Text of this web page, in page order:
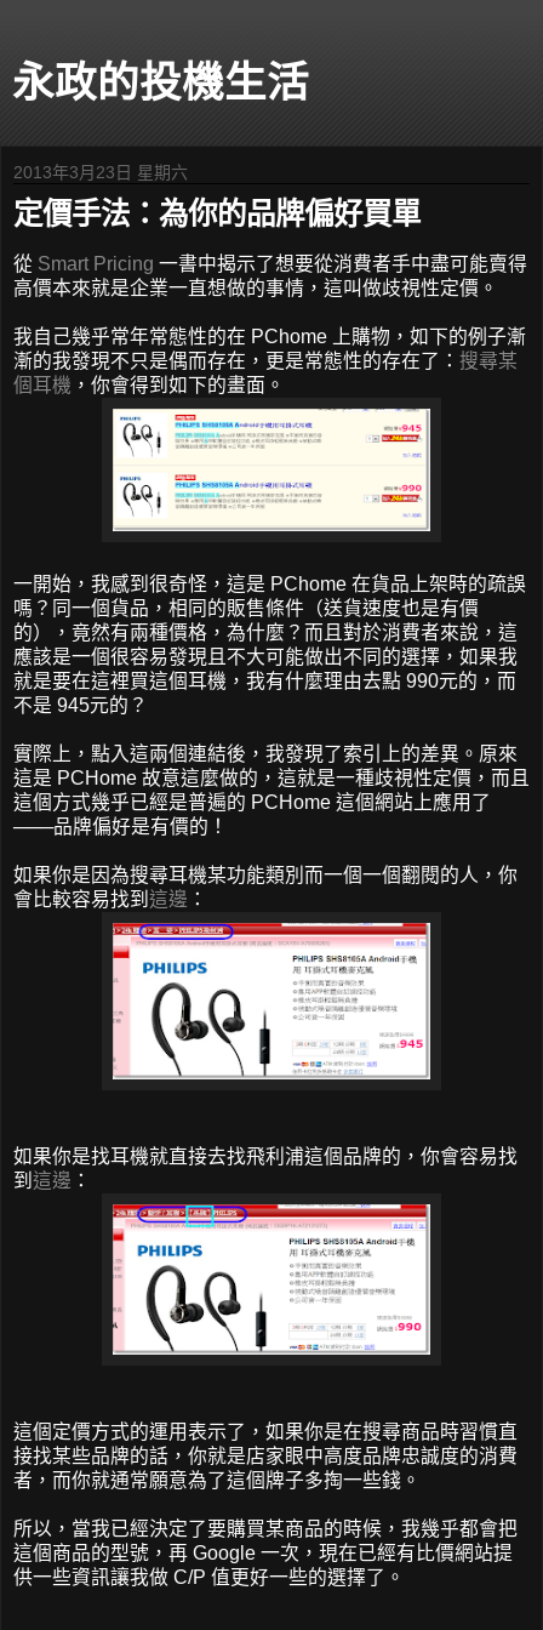
永政的投機生活
2013年3月23日 星期六
定價手法：為你的品牌偏好買單
從 Smart Pricing 一書中揭示了想要從消費者手中盡可能賣得
高價本來就是企業一直想做的事情，這叫做歧視性定價。
我自己幾乎常年常態性的在 PChome 上購物，如下的例子漸
漸的我發現不只是偶而存在，更是常態性的存在了： 搜尋某
個耳機 ，你會得到如下的畫面。
一開始，我感到很奇怪，這是 PChome 在貨品上架時的疏誤
嗎？同一個貨品，相同的販售條件（送貨速度也是有價
的），竟然有兩種價格，為什麼？而且對於消費者來說，這
應該是一個很容易發現且不大可能做出不同的選擇，如果我
就是要在這裡買這個耳機，我有什麼理由去點 990元的，而
不是 945元的？
實際上，點入這兩個連結後，我發現了索引上的差異。原來
這是 PCHome 故意這麼做的，這就是一種歧視性定價，而且
這個方式幾乎已經是普遍的 PCHome 這個網站上應用了
───品牌偏好是有價的！
如果你是因為搜尋耳機某功能類別而一個一個翻閱的人，你
會比較容易找到 這邊 ：
如果你是找耳機就直接去找飛利浦這個品牌的，你會容易找
到 這邊 ：
這個定價方式的運用表示了，如果你是在搜尋商品時習慣直
接找某些品牌的話，你就是店家眼中高度品牌忠誠度的消費
者，而你就通常願意為了這個牌子多掏一些錢。
所以，當我已經決定了要購買某商品的時候，我幾乎都會把
這個商品的型號，再 Google 一次，現在已經有比價網站提
供一些資訊讓我做 C/P 值更好一些的選擇了。